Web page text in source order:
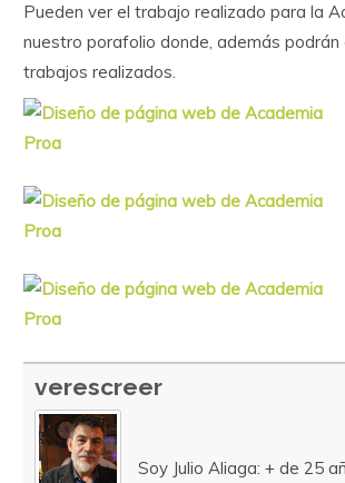
Pueden ver el trabajo realizado para la
nuestro porafolio donde, además
trabajos realizados.
verescreer
Soy Julio Aliaga: + de 25